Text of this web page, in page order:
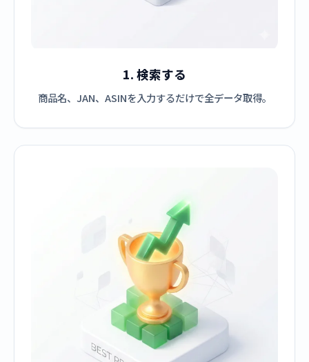
1. 検索する
商品名、JAN、ASINを入力するだけで全データ取得。